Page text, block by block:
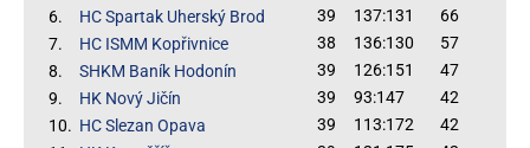
6.
HC Spartak Uherský Brod 39 137:131
66
7.
HC ISMM Kopřivnice 38 136:130
57
8.
SHKM Baník Hodonín 39 126:151
47
9.
HK Nový Jičín 39 93:147
42
10. HC Slezan Opava 39 113:172
42